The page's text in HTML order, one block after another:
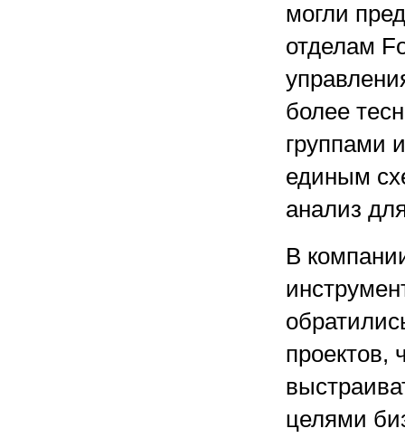
могли
отделам
более
группами
единым
анализ
В
проектов,
целями